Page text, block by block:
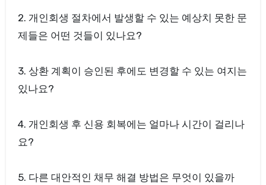
2. 개인회생 절차에서 발생할 수 있는 예상치 못한 문
제들은 어떤 것들이 있나요?
3. 상환 계획이 승인된 후에도 변경할 수 있는 여지는
있나요?
4. 개인회생 후 신용 회복에는 얼마나 시간이 걸리나
요?
5. 다른 대안적인 채무 해결 방법은 무엇이 있을까